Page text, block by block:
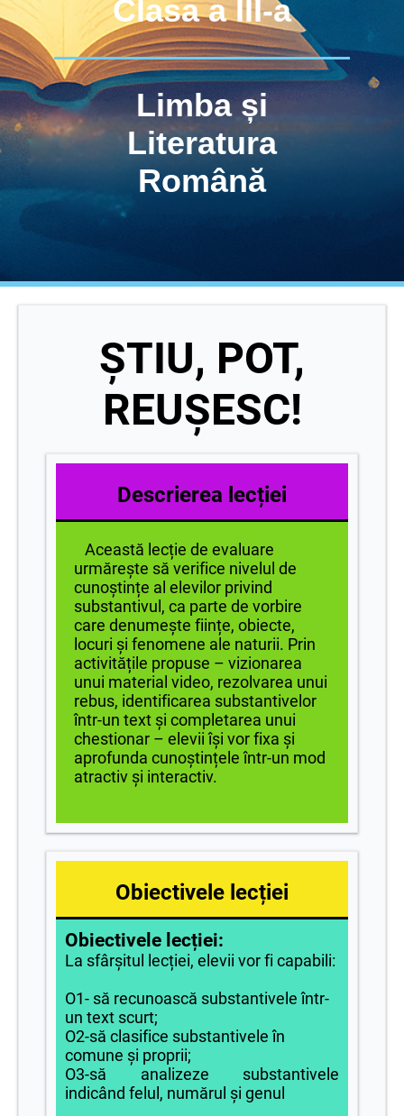
Clasa a III-a
Limba și
Literatura
Română
ȘTIU, POT,
REUȘESC!
Descrierea lecției
Această lecție de evaluare
urmărește să verifice nivelul de
cunoștințe al elevilor privind
substantivul, ca parte de vorbire
care denumește ființe, obiecte,
locuri și fenomene ale naturii. Prin
activitățile propuse – vizionarea
unui material video, rezolvarea unui
rebus, identificarea substantivelor
într-un text și completarea unui
chestionar – elevii își vor fixa și
aprofunda cunoștințele într-un mod
atractiv și interactiv.
Obiectivele lecției
Obiectivele lecției:
La sfârșitul lecției, elevii vor fi capabili:
O1- să recunoască substantivele într-
un text scurt;
O2-să clasifice substantivele în
comune și proprii;
O3-să analizeze substantivele
indicând felul, numărul și genul